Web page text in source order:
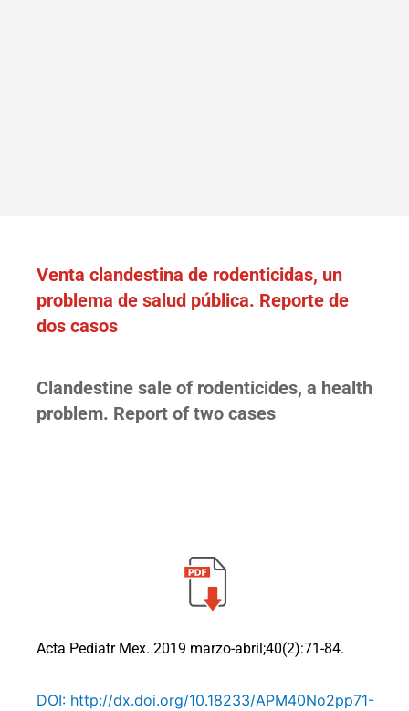
Venta clandestina de rodenticidas, un
problema de salud pública. Reporte de
dos casos
Clandestine sale of rodenticides, a health
problem. Report of two cases
Acta Pediatr Mex. 2019 marzo-abril;40(2):71-84.
DOI: http://dx.doi.org/10.18233/APM40No2pp71-